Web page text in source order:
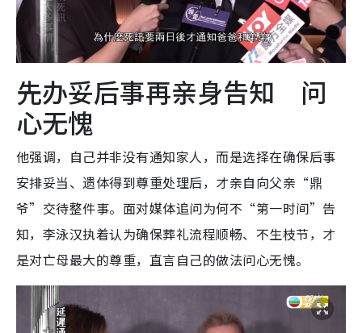
先办妥后事再亲身告知 问
心无愧
他强调，自己并非没有通知家人，而是选择在确保后事
安排妥当、遗体得到尊重处理后，才亲自向父亲“鼎
爷”交待整件事。面对媒体追问为何不“第一时间”告
知，李泳汉执着认为确保葬礼流程顺畅、不生枝节，才
是对亡母最大的尊重，直言自己的做法问心无愧。